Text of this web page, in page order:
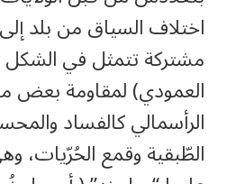
اختلاف السياق من بلد
مشتركة تتمثل في
العمودي) لمقاومة بعض
الرأسمالي كالفساد
الطّبقية وقمع الحُرّيات،